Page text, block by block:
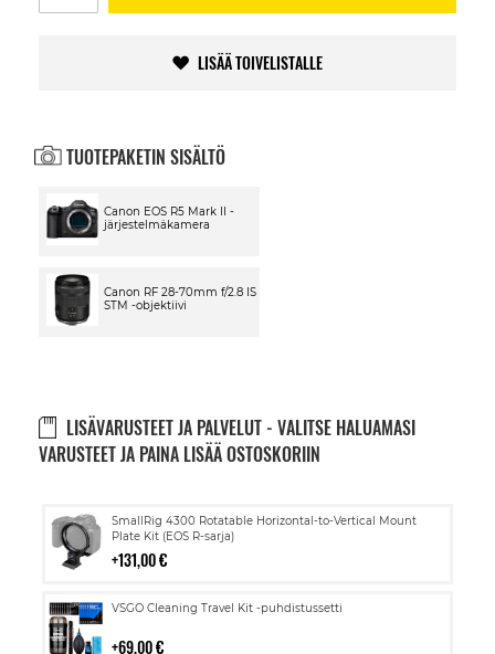
LISÄÄ TOIVELISTALLE
TUOTEPAKETIN SISÄLTÖ
Canon EOS R5 Mark II -
järjestelmäkamera
Canon RF 28-70mm f/2.8 IS
STM -objektiivi
LISÄVARUSTEET JA PALVELUT - VALITSE HALUAMASI
VARUSTEET JA PAINA LISÄÄ OSTOSKORIIN
SmallRig 4300 Rotatable Horizontal-to-Vertical Mount
Plate Kit (EOS R-sarja)
131,00 €
Lisää
ostoskoriin
VSGO Cleaning Travel Kit -puhdistussetti
69,00 €
Lisää